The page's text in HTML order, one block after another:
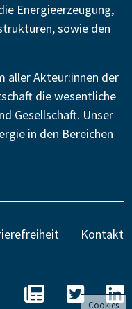
Energieerzeugung,
sowie den
aller Akteur:innen der
die wesentliche
Gesellschaft. Unser
in den Bereichen
Kontakt
BEE - Unseren
BEE auf
Cookies